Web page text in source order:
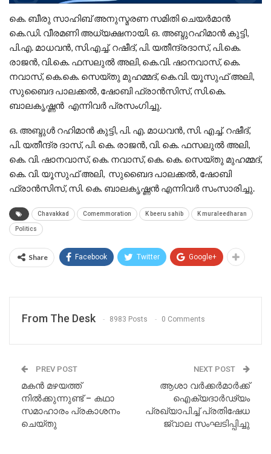
കെ. ബീരു സാഹിബ് അനുസ്മരണ സമിതി ചെയര്‍മാന്‍
കെ.ഡി. വീരമണി അധ്യക്ഷനായി. ഒ. അബ്ദുറഹിമാന്‍ കുട്ടി,
പി.എ. മാധവന്‍, സി.എച്ച്. റഷീദ്, പി. യതീന്ദ്രദാസ്, പി.കെ.
രാജന്‍, വി.കെ. ഫസലുല്‍ അലി, കെ.വി. ഷാനവാസ്, കെ.
നവാസ്, കെ.കെ. സെയ്തു മുഹമ്മദ്, കെ.വി. യൂസുഫ് അലി,
സുബൈദ പാലക്കല്‍, ഷോബി ഫ്രാന്‍സിസ്, സി.കെ.
ബാലകൃഷ്ണന്‍ എന്നിവര്‍ പ്രസംഗിച്ചു.
ഒ. അബ്ദുൾ റഹിമാൻ കുട്ടി, പി. എ. മാധവൻ, സി. എച്ച്. റഷീദ്,
പി. യതീന്ദ്ര ദാസ്, പി. കെ. രാജൻ, വി. കെ. ഫസലുൽ അലി,
കെ. വി. ഷാനവാസ്‌, കെ. നവാസ്, കെ. കെ. സെയ്‌തു മുഹമ്മദ്‌,
കെ. വി. യൂസുഫ് അലി, സുബൈദ പാലക്കൽ, ഷോബി
ഫ്രാൻസിസ്, സി. കെ. ബാലകൃഷ്ണൻ എന്നിവർ സംസാരിച്ചു.
Chavakkad Comemmoration K beeru sahib K muraleedharan
Politics
Share Facebook Twitter Google+
From The Desk 8983 Posts 0 Comments
PREV POST
മകൻ മഴയത്ത്
നിൽക്കുന്നുണ്ട് – കഥാ
സമാഹാരം പ്രകാശനം
ചെയ്തു
NEXT POST
ആശാ വർക്കർമാർക്ക്
ഐക്യദാർഢ്യം
പ്രഖ്യാപിച്ച് പ്രതിഷേധ
ജ്വാല സംഘടിപ്പിച്ചു